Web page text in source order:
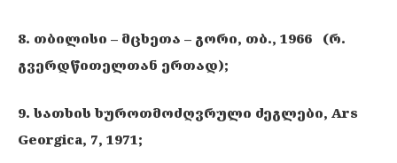
8. თბილისი – მცხეთა – გორი, თბ., 1966 (რ.
გვერდწითელთან ერთად);
9. სათხის ხუროთმოძღვრული ძეგლები, Ars
Georgica, 7, 1971;